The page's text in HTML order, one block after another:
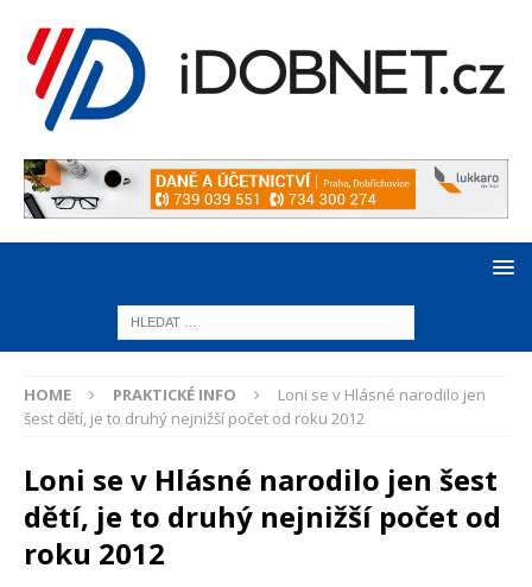
HOME PRAKTICKÉ INFO
Loni se v Hlásné narodilo jen
šest dětí, je to druhý nejnižší počet od roku 2012
Loni se v Hlásné narodilo jen šest
dětí, je to druhý nejnižší počet od
roku 2012